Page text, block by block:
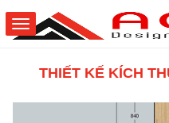
THIẾT KẾ KÍCH